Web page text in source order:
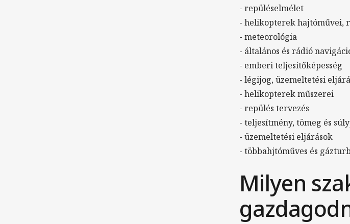
- repüléselmélet
- helikopterek hajtóművei,
- meteorológia
- általános és rádió
- emberi teljesítőképesség
- légijog, üzemeltetési
- helikopterek műszerei
- repülés tervezés
- teljesítmény, tömeg és
- üzemeltetési eljárások
- többahjtóműves és
Milyen